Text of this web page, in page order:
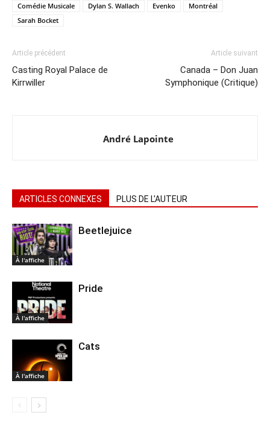
Comédie Musicale
Dylan S. Wallach Evenko
Montréal
Sarah Bocket
Article précédent
Casting Royal Palace de
Kirrwiller
Article suivant
Canada – Don Juan
Symphonique (Critique)
André Lapointe
ARTICLES CONNEXES PLUS DE L'AUTEUR
À l'affiche
Beetlejuice
À l'affiche
Pride
À l'affiche
Cats